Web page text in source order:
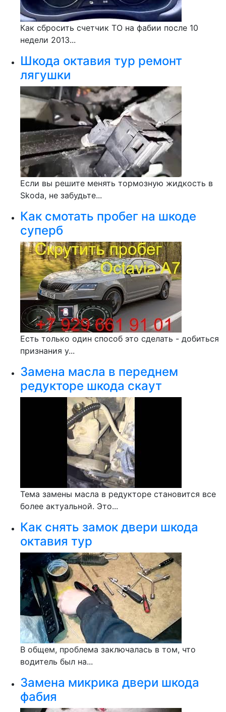
Как сбросить счетчик ТО на фабии после 10
недели 2013...
Шкода октавия тур ремонт
лягушки
Если вы решите менять тормозную жидкость в
Skoda, не забудьте...
Как смотать пробег на шкоде
суперб
Есть только один способ это сделать - добиться
признания у...
Замена масла в переднем
редукторе шкода скаут
Тема замены масла в редукторе становится все
более актуальной. Это...
Как снять замок двери шкода
октавия тур
В общем, проблема заключалась в том, что
водитель был на...
Замена микрика двери шкода
фабия